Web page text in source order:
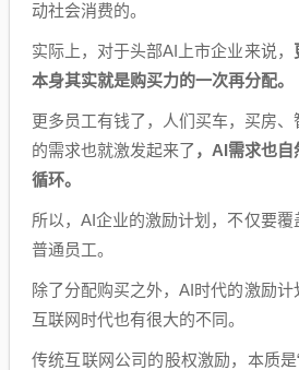
动社会消费的。
实际上，对于头部AI上市企业来说，
本身其实就是购买力的一次再分配。
更多员工有钱了，人们买车，买房
的需求也就激发起来了 ，AI需求也
循环。
所以，AI企业的激励计划，不仅要
普通员工。
除了分配购买之外，AI时代的激励
互联网时代也有很大的不同。
传统互联网公司的股权激励，本质是